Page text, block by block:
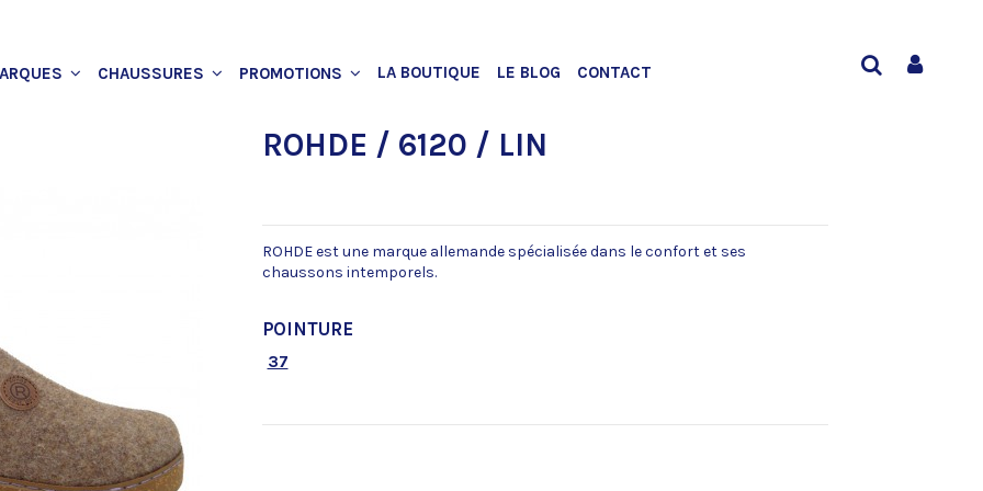
CHAUSSURES PROMOTIONS LA BOUTIQUE LE BLOG CONTACT
ROHDE / 6120 / LIN
ROHDE est une marque allemande spécialisée dans le confort et ses
chaussons intemporels.
POINTURE
37